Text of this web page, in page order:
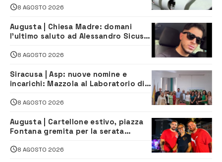
8 AGOSTO 2026
Augusta | Chiesa Madre: domani
l’ultimo saluto ad Alessandro Sicuso,
8 AGOSTO 2026
Siracusa | Asp: nuove nomine e
incarichi: Mazzola al Laboratorio di
Servizio Legale
8 AGOSTO 2026
Augusta | Cartellone estivo, piazza
Fontana gremita per la serata
8 AGOSTO 2026